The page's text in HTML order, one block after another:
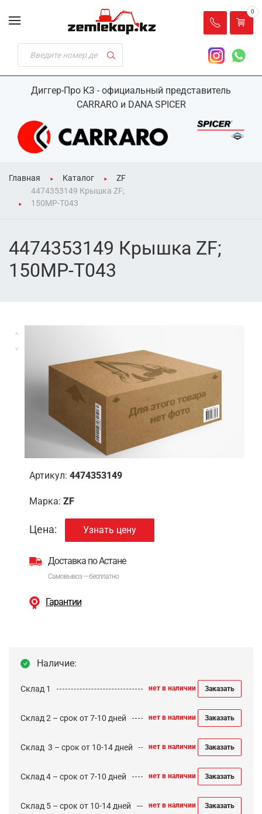
Диггер-Про КЗ - официальный представитель
CARRARO и DANA SPICER
0
Главная Каталог
ZF
4474353149 Крышка ZF;
150MP-T043
4474353149 Крышка ZF;
150MP-T043
Артикул: 4474353149
Марка: ZF
Цена: Узнать цену
Доставка по Астане
Самовывоз — бесплатно
Гарантии
Наличие:
Склад 1 нет в наличии Заказать
Склад 2 – срок от 7-10 дней нет в наличии Заказать
Cклад 3 – срок от 10-14 дней нет в наличии Заказать
Склад 4 – срок от 7-10 дней нет в наличии Заказать
Склад 5 – срок от 10-14 дней нет в наличии Заказать